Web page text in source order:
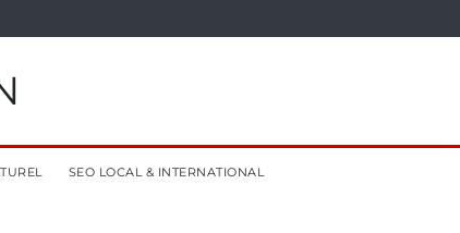
SEO LOCAL & INTERNATIONAL